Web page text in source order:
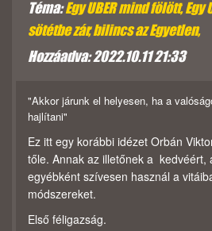
Téma:Egy UBER mind fölött,
sötétbe zár, bilincs az Egyetlen,
Hozzáadva: 2022.10.11 21:33
"Akkor járunk el helyesen, ha a
hajlítani"
Ez itt egy korábbi idézet Orbán
tőle. Annak az illetőnek a kedvéért,
egyébként szívesen használ a
módszereket.
Első féligazság.